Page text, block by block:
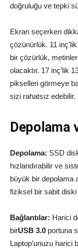
doğruluğu ve tepki
Ekran seçerken
çözünürlük. 11
bir çözürlük,
olacaktır. 17 inç’lik
pikselleri görmeye
sizi rahatsız edebilir.
Depolama
Depolama: SSD
hızlandırabilir ve
büyük bir depolama
fiziksel bir sabit
Bağlantılar: Harici
birUSB 3.0 portuna
Laptop’unuzu harici